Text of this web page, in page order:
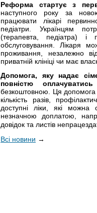
Реформа стартує з
наступного року за
працювати лікарі
педіатри. Українцям
(терапевта, педіатра)
обслуговування. Лікаря
проживання, незалежно
приватній клініці чи має
Допомога, яку надає
повністю
безкоштовною. Ця допомога
кількість разів,
доступні ліки, які
незначною доплатою,
довідок та листів
Всі новини →